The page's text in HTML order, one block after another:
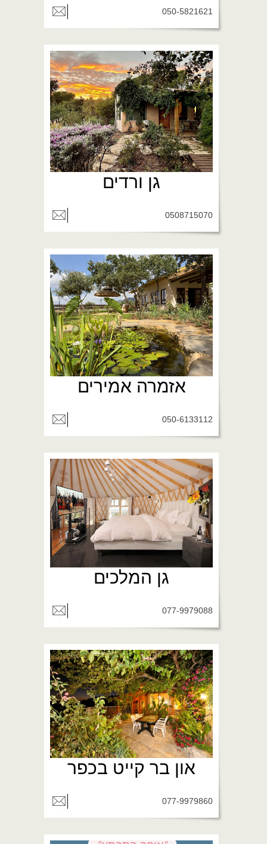
050-5821621
גן ורדים
0508715070
אזמרה אמירים
050-6133112
גן המלכים
077-9979088
און בר קייט בכפר
077-9979860